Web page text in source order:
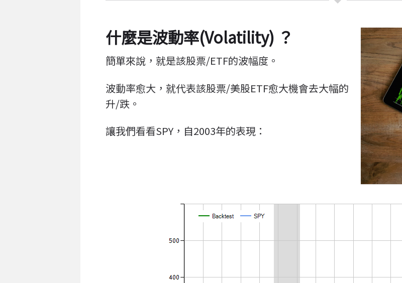
什麼是波動率(Volatility) ？
簡單來說，就是該股票/ETF的波幅度。
波動率愈大，就代表該股票/美股ETF愈大機會去大幅的
升/跌。
讓我們看看SPY，自2003年的表現：